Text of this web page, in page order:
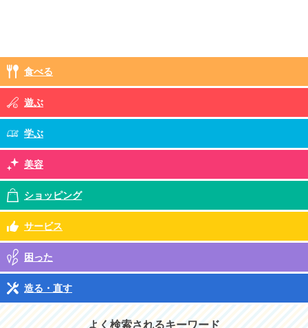
食べる
遊ぶ
学ぶ
美容
ショッピング
サービス
困った
造る・直す
よく検索されるキーワード